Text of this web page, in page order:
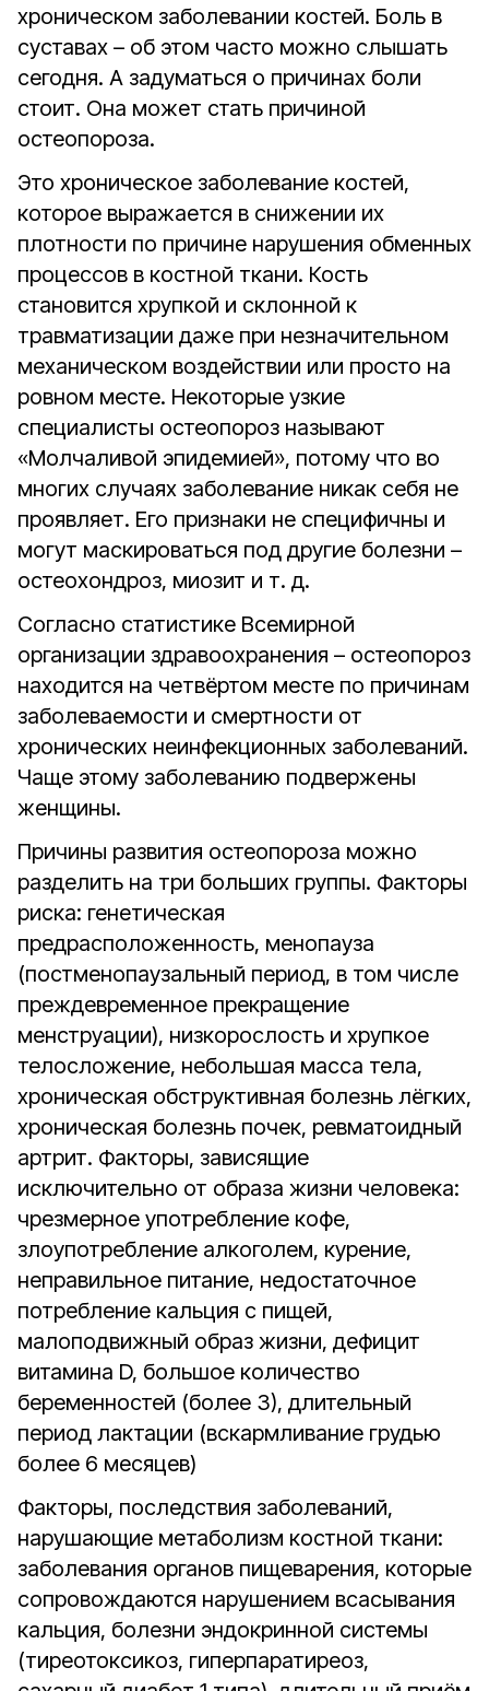
хроническом заболевании костей. Боль в
суставах – об этом часто можно слышать
сегодня. А задуматься о причинах боли
стоит. Она может стать причиной
остеопороза.
Это хроническое заболевание костей,
которое выражается в снижении их
плотности по причине нарушения обменных
процессов в костной ткани. Кость
становится хрупкой и склонной к
травматизации даже при незначительном
механическом воздействии или просто на
ровном месте. Некоторые узкие
специалисты остеопороз называют
«Молчаливой эпидемией», потому что во
многих случаях заболевание никак себя не
проявляет. Его признаки не специфичны и
могут маскироваться под другие болезни –
остеохондроз, миозит и т. д.
Согласно статистике Всемирной
организации здравоохранения – остеопороз
находится на четвёртом месте по причинам
заболеваемости и смертности от
хронических неинфекционных заболеваний.
Чаще этому заболеванию подвержены
женщины.
Причины развития остеопороза можно
разделить на три больших группы. Факторы
риска: генетическая
предрасположенность, менопауза
(постменопаузальный период, в том числе
преждевременное прекращение
менструации), низкорослость и хрупкое
телосложение, небольшая масса тела,
хроническая обструктивная болезнь лёгких,
хроническая болезнь почек, ревматоидный
артрит. Факторы, зависящие
исключительно от образа жизни человека:
чрезмерное употребление кофе,
злоупотребление алкоголем, курение,
неправильное питание, недостаточное
потребление кальция с пищей,
малоподвижный образ жизни, дефицит
витамина D, большое количество
беременностей (более 3), длительный
период лактации (вскармливание грудью
более 6 месяцев)
Факторы, последствия заболеваний,
нарушающие метаболизм костной ткани:
заболевания органов пищеварения, которые
сопровождаются нарушением всасывания
кальция, болезни эндокринной системы
(тиреотоксикоз, гиперпаратиреоз,